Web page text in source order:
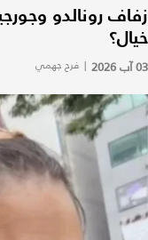
زفاف رونالدو
خيال؟
03 آب 2026 | فرح جهمي